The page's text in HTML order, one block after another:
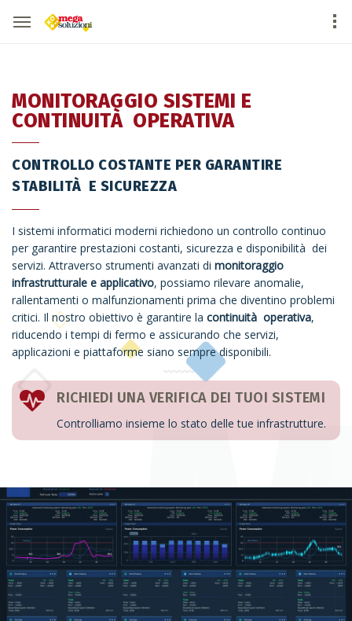
MONITORAGGIO SISTEMI E
CONTINUITÀ OPERATIVA
CONTROLLO COSTANTE PER GARANTIRE
STABILITÀ E SICUREZZA
I sistemi informatici moderni richiedono un controllo continuo
per garantire prestazioni costanti, sicurezza e disponibilità dei
servizi. Attraverso strumenti avanzati di monitoraggio
infrastrutturale e applicativo, possiamo rilevare anomalie,
rallentamenti o malfunzionamenti prima che diventino problemi
critici. Il nostro obiettivo è garantire la continuità operativa,
riducendo i tempi di fermo e assicurando che servizi,
applicazioni e piattaforme siano sempre disponibili.
RICHIEDI UNA VERIFICA DEI TUOI SISTEMI
Controlliamo insieme lo stato delle tue infrastrutture.